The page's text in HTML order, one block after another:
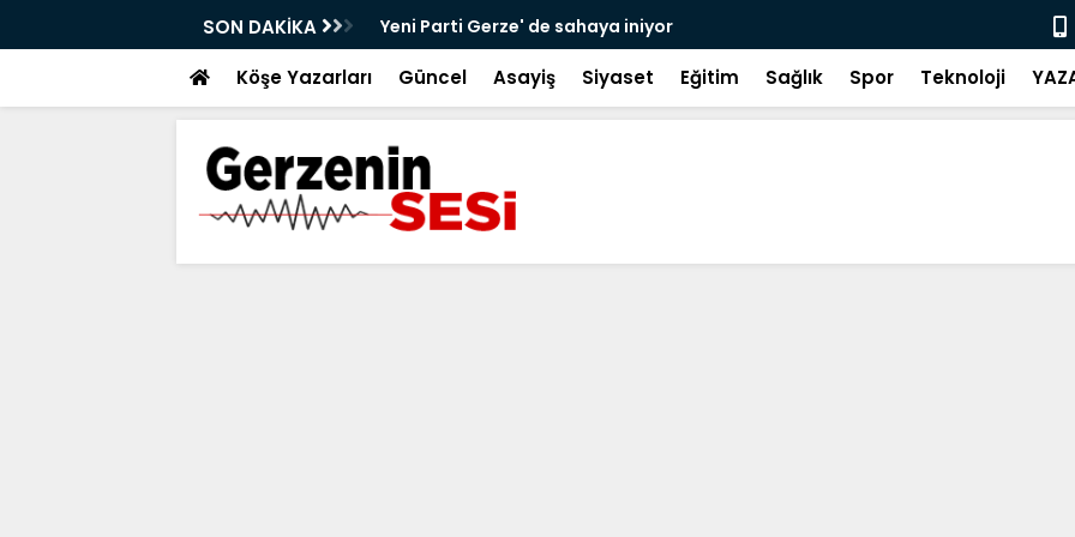
SON DAKİKA Yeni Parti Gerze' de sahaya iniyor
Gerze
Atık
Köşe Yazarları Güncel Asayiş Siyaset Eğitim Sağlık Spor Teknoloji